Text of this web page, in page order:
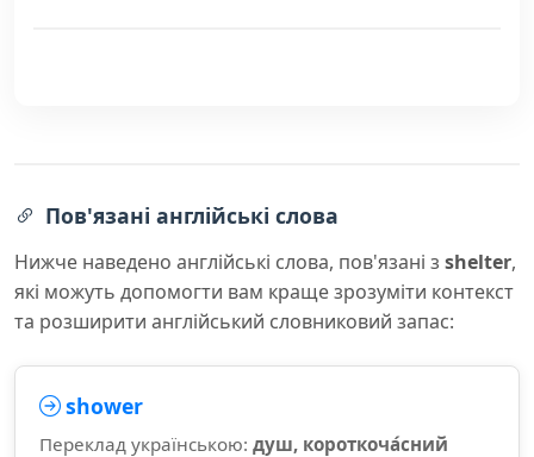
Пов'язані англійські слова
Нижче наведено англійські слова, пов'язані з shelter,
які можуть допомогти вам краще зрозуміти контекст
та розширити англійський словниковий запас:
shower
Переклад українською: душ, короткоча́сний